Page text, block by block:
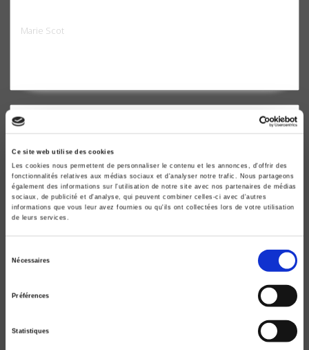
Ce site web utilise des cookies
Les cookies nous permettent de personnaliser le contenu et les annonces, d'offrir des
fonctionnalités relatives aux médias sociaux et d'analyser notre trafic. Nous partageons
également des informations sur l'utilisation de notre site avec nos partenaires de médias
sociaux, de publicité et d'analyse, qui peuvent combiner celles-ci avec d'autres
informations que vous leur avez fournies ou qu'ils ont collectées lors de votre utilisation
de leurs services.
Nécessaires
Préférences
Statistiques
Marie Scot
Sciences Po, le roman vrai
Marie Scot